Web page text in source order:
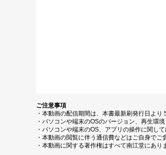
ご注意事項
・本動画の配信期間は、本書最新刷発行日よ
・パソコンや端末のOSのバージョン、再生環
・パソコンや端末のOS、アプリの操作に関し
・本動画の閲覧に伴う通信費などはご自身でご
・本動画に関する著作権はすべて南江堂にあ